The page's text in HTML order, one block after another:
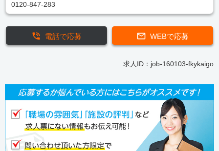
0120-847-283
WEBで応募
電話で応募
求人ID：job-160103-fkykaigo